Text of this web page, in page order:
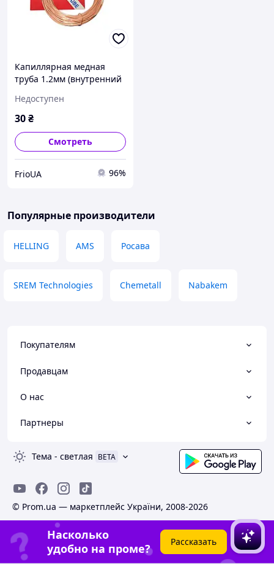
Капиллярная медная
труба 1.2мм (внутренний
Недоступен
30₴
Смотреть
FrioUA 96%
Популярные производители
HELLING AMS Росава
SREM Technologies Chemetall Nabakem
Покупателям
Продавцам
О нас
Партнеры
Тема - светлая BETA
© Prom.ua — маркетплейс України, 2008-2026
Насколько
удобно на проме?
Рассказать